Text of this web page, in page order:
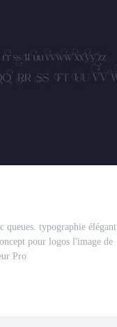
queues. typographie élégant
pour logos l'image de
Pro